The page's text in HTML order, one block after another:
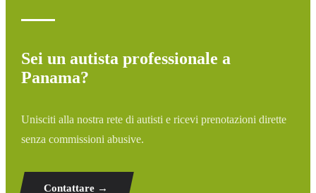
Sei un autista professionale a
Panama?
Unisciti alla nostra rete di autisti e ricevi prenotazioni dirette
senza commissioni abusive.
Contattare →